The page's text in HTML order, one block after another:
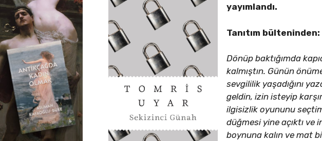
yayımlandı.
Tanıtım bülteninden:
Dönüp baktığımda
kalmıştın. Günün
sevgililik yaşadığını
geldin, izin isteyip
ilgisizlik oyununu
düğmesi yine açıktı ve
boynuna kalın ve mat